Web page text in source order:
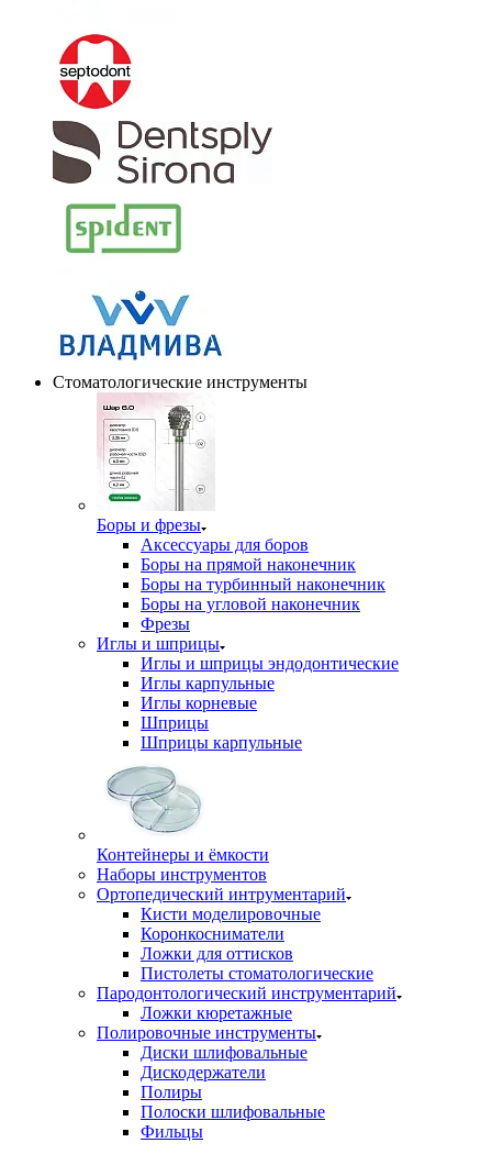
Стоматологические инструменты
Боры и фрезы
Аксессуары для боров
Боры на прямой наконечник
Боры на турбинный наконечник
Боры на угловой наконечник
Фрезы
Иглы и шприцы
Иглы и шприцы эндодонтические
Иглы карпульные
Иглы корневые
Шприцы
Шприцы карпульные
Контейнеры и ёмкости
Наборы инструментов
Ортопедический интрументарий
Кисти моделировочные
Коронкосниматели
Ложки для оттисков
Пистолеты стоматологические
Пародонтологический инструментарий
Ложки кюретажные
Полировочные инструменты
Диски шлифовальные
Дискодержатели
Полиры
Полоски шлифовальные
Фильцы